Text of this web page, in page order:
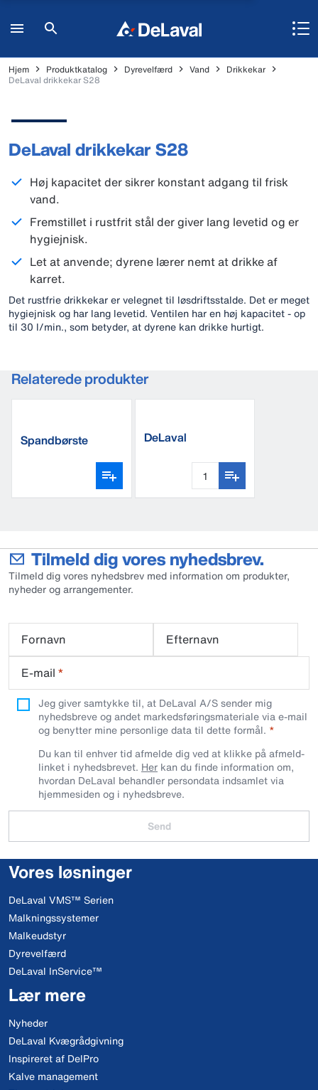
Hjem Produktkatalog Dyrevelfærd Vand
Drikkekar
DeLaval drikkekar S28
DeLaval drikkekar S28
Høj kapacitet der sikrer konstant adgang til frisk
vand.
Fremstillet i rustfrit stål der giver lang levetid og er
hygiejnisk.
Let at anvende; dyrene lærer nemt at drikke af
karret.
Det rustfrie drikkekar er velegnet til løsdriftsstalde. Det er meget
hygiejnisk og har lang levetid. Ventilen har en høj kapacitet - op
til 30 l/min., som betyder, at dyrene kan drikke hurtigt.
Relaterede produkter
Spandbørste DeLaval
Tilmeld dig vores nyhedsbrev.
Tilmeld dig vores nyhedsbrev med information om produkter,
nyheder og arrangementer.
Fornavn
Efternavn
E-mail *
Jeg giver samtykke til, at DeLaval A/S sender mig
nyhedsbreve og andet markedsføringsmateriale via e-mail
og benytter mine personlige data til dette formål.
Du kan til enhver tid afmelde dig ved at klikke på afmeld-
linket i nyhedsbrevet. Her kan du finde information om,
hvordan DeLaval behandler persondata indsamlet via
hjemmesiden og i nyhedsbreve.
Send
Vores løsninger
DeLaval VMS™ Serien
Malkningssystemer
Malkeudstyr
Dyrevelfærd
DeLaval InService™
Lær mere
Nyheder
DeLaval Kvægrådgivning
Inspireret af DelPro
Kalve management